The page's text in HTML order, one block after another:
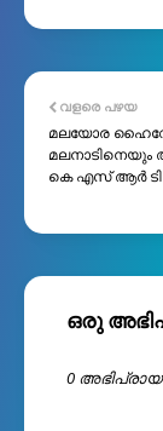
വളരെ പഴയ
മലയോര
മലനാടിനെയും
കെ എസ് ആർ ടി
ഒരു
0